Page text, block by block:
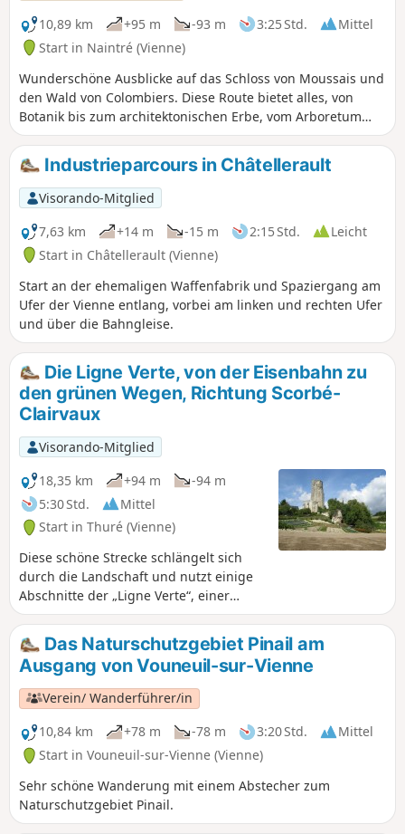
10,89 km
+95 m -93 m 3:25 Std.
Mittel
Start in Naintré (Vienne)
Wunderschöne Ausblicke auf das Schloss von Moussais und
den Wald von Colombiers. Diese Route bietet alles, von
Botanik bis zum architektonischen Erbe, vom Arboretum
entlang der Grünzone bis hin zum Turm von Beaumont und
der Kapelle von Madeleine. Sie werden aus dem Staunen
nicht herauskommen!
Industrieparcours in Châtellerault
Visorando-Mitglied
7,63 km
+14 m -15 m 2:15 Std.
Leicht
Start in Châtellerault (Vienne)
Start an der ehemaligen Waffenfabrik und Spaziergang am
Ufer der Vienne entlang, vorbei am linken und rechten Ufer
und über die Bahngleise.
Die Ligne Verte, von der Eisenbahn zu
den grünen Wegen, Richtung Scorbé-
Clairvaux
Visorando-Mitglied
18,35 km
+94 m
-94 m
5:30 Std.
Mittel
Start in Thuré (Vienne)
Diese schöne Strecke schlängelt sich
durch die Landschaft und nutzt einige
Abschnitte der „Ligne Verte“, einer
ehemaligen Eisenbahnstrecke, die auf
37 km Länge zwischen Châtellerault und
Loudun für Fußgänger und Radfahrer
hergerichtet wurde. Sie führt auch über
schöne Hohlwege und zum reichen
Kulturerbe von Scorbé-Clairvaux:
Bergfried und Kapelle von Haut
Clairvaux, Waschhaus, alte Markthallen,
das Schloss, in dem das Schachmuseum
untergebracht ist (über 150 Spiele aus
70 Ländern), sowie der ehemalige
Bahnhof.
Das Naturschutzgebiet Pinail am
Ausgang von Vouneuil-sur-Vienne
Verein/ Wanderführer/in
10,84 km
+78 m -78 m 3:20 Std.
Mittel
Start in Vouneuil-sur-Vienne (Vienne)
Sehr schöne Wanderung mit einem Abstecher zum
Naturschutzgebiet Pinail.